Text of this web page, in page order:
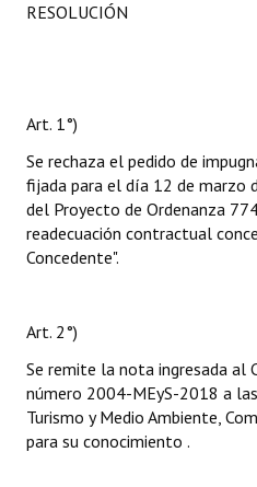
RESOLUCIÓN
Art. 1°)
Se rechaza el pedido de
fijada para el día 12 de
del Proyecto de Ordenanza
readecuación contractual
Concedente".
Art. 2°)
Se remite la nota ingresada al
número 2004-MEyS-2018 a
Turismo y Medio Ambiente,
para su conocimiento .